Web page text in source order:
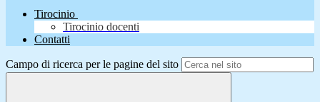
Tirocinio
Tirocinio docenti
Contatti
Campo di ricerca per le pagine del sito